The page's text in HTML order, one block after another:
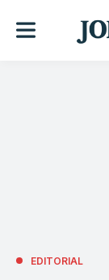
EDITORIAL